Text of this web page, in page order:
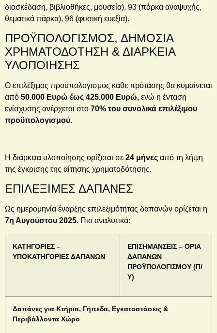
διασκέδαση, βιβλιοθήκες, μουσεία), 93 (πάρκα αναψυχής,
θεματικά πάρκα), 96 (φυσική ευεξία).
ΠΡΟΫΠΟΛΟΓΙΣΜΟΣ, ΔΗΜΟΣΙΑ
ΧΡΗΜΑΤΟΔΟΤΗΣΗ & ΔΙΑΡΚΕΙΑ
ΥΛΟΠΟΙΗΣΗΣ
Ο επιλέξιμος προϋπολογισμός κάθε πρότασης θα κυμαίνεται
από 50.000 Ευρώ έως 425.000 Ευρώ, ενώ η ένταση
ενίσχυσης ανέρχεται στο 70% του συνολικά επιλέξιμου
προϋπολογισμού.
Η διάρκεια υλοποίησης ορίζεται σε 24 μήνες από τη λήψη
της έγκρισης της αίτησης χρηματοδότησης.
ΕΠΙΛΕΞΙΜΕΣ ΔΑΠΑΝΕΣ
Ως ημερομηνία έναρξης επιλεξιμότητας δαπανών ορίζεται η
7η Αυγούστου 2025. Πιο αναλυτικά:
ΚΑΤΗΓΟΡΙΕΣ –
ΥΠΟΚΑΤΗΓΟΡΙΕΣ ΔΑΠΑΝΩΝ
ΕΠΙΣΗΜΑΝΣΕΙΣ – ΟΡΙΑ
ΔΑΠΑΝΩΝ
ΠΡΟΫΠΟΛΟΓΙΣΜΟΥ (Π/
Υ)
Δαπάνες για Κτήρια, Γήπεδα, Εγκαταστάσεις &
Περιβάλλοντα Χώρο